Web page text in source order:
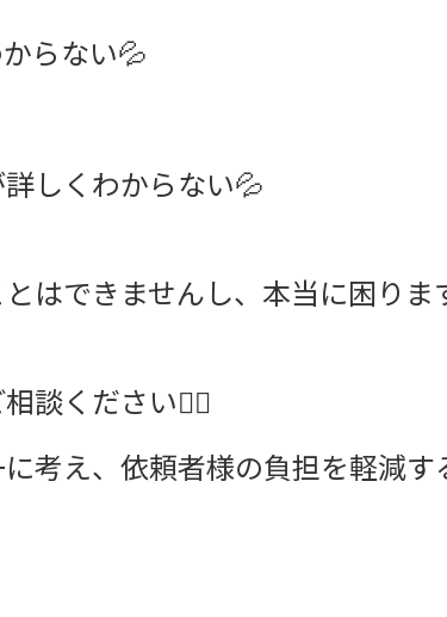
らない💦
しくわからない💦
はできませんし、本当に困りま
談ください💁‍♀️
考え、依頼者様の負担を軽減